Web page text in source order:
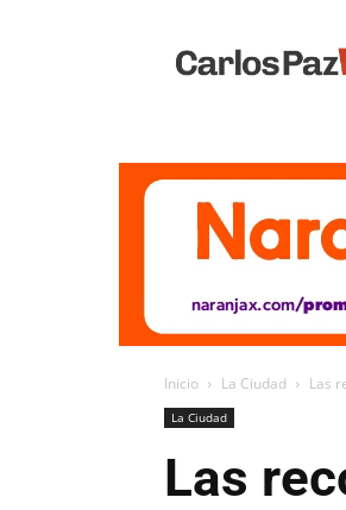
Vivo
Inicio La Ciudad Las
La Ciudad
Las